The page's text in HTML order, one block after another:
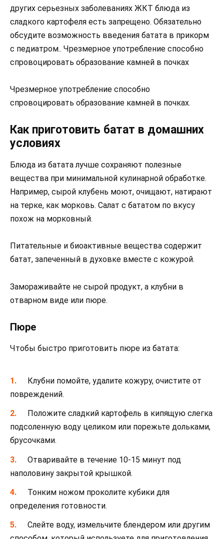
других серьезных заболеваниях ЖКТ блюда из
сладкого картофеля есть запрещено. Обязательно
обсудите возможность введения батата в прикорм
с педиатром.. Чрезмерное употребление способно
спровоцировать образование камней в почках
Чрезмерное употребление способно
спровоцировать образование камней в почках.
Как приготовить батат в домашних
условиях
Блюда из батата лучше сохраняют полезные
вещества при минимальной кулинарной обработке.
Например, сырой клубень моют, очищают, натирают
на терке, как морковь. Салат с бататом по вкусу
похож на морковный.
Питательные и биоактивные вещества содержит
батат, запеченный в духовке вместе с кожурой.
Замораживайте не сырой продукт, а клубни в
отварном виде или пюре.
Пюре
Чтобы быстро приготовить пюре из батата:
Клубни помойте, удалите кожуру, очистите от
повреждений.
Положите сладкий картофель в кипящую слегка
подсоленную воду целиком или порежьте дольками,
брусочками.
Отваривайте в течение 10-15 минут под
наполовину закрытой крышкой.
Тонким ножом проколите кубики для
определения готовности.
Слейте воду, измельчите блендером или другим